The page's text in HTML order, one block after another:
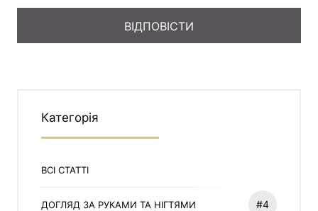
Категорія
ВСІ СТАТТІ
ДОГЛЯД ЗА РУКАМИ ТА НІГТЯМИ #4